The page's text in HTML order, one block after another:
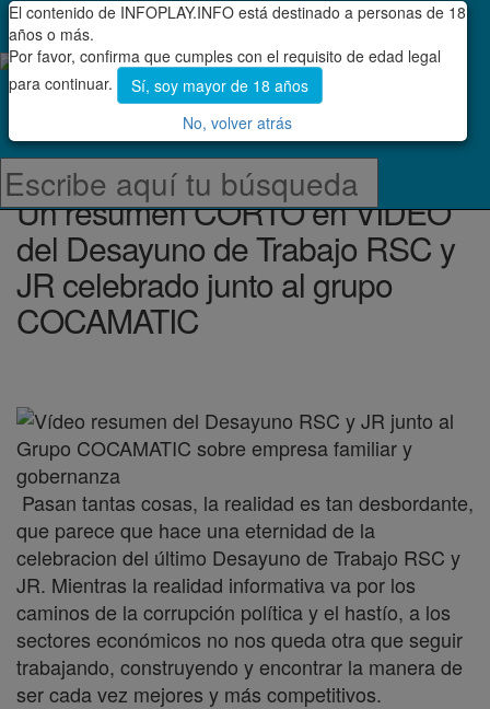
Menú
PUBLICIDAD
Un resumen CORTO en VÍDEO
del Desayuno de Trabajo RSC y
JR celebrado junto al grupo
COCAMATIC
Pasan tantas cosas, la realidad es tan desbordante,
que parece que hace una eternidad de la
celebracion del último Desayuno de Trabajo RSC y
JR. Mientras la realidad informativa va por los
caminos de la corrupción política y el hastío, a los
sectores económicos no nos queda otra que seguir
trabajando, construyendo y encontrar la manera de
ser cada vez mejores y más competitivos.
El contenido de INFOPLAY.INFO está destinado a personas de 18
años o más.
Por favor, confirma que cumples con el requisito de edad legal
para continuar.
Sí, soy mayor de 18 años
No, volver atrás